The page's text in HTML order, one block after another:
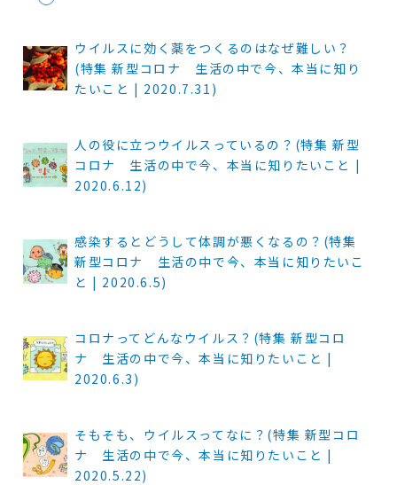
ウイルスに効く薬をつくるのはなぜ難しい？
(特集 新型コロナ 生活の中で今、本当に知り
たいこと | 2020.7.31)
人の役に立つウイルスっているの？(特集 新型
コロナ 生活の中で今、本当に知りたいこと |
2020.6.12)
感染するとどうして体調が悪くなるの？(特集
新型コロナ 生活の中で今、本当に知りたいこ
と | 2020.6.5)
コロナってどんなウイルス？(特集 新型コロ
ナ 生活の中で今、本当に知りたいこと |
2020.6.3)
そもそも、ウイルスってなに？(特集 新型コロ
ナ 生活の中で今、本当に知りたいこと |
2020.5.22)